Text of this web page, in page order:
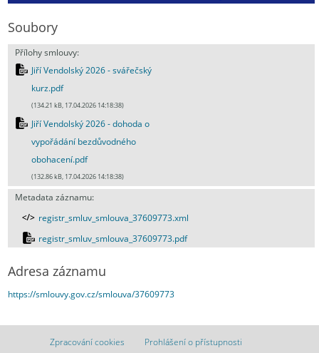
Soubory
Přílohy smlouvy:
Jiří Vendolský 2026 - svářečský
kurz.pdf
(134.21 kB, 17.04.2026 14:18:38)
Jiří Vendolský 2026 - dohoda o
vypořádání bezdůvodného
obohacení.pdf
(132.86 kB, 17.04.2026 14:18:38)
Metadata záznamu:
registr_smluv_smlouva_37609773.xml
registr_smluv_smlouva_37609773.pdf
Adresa záznamu
https://smlouvy.gov.cz/smlouva/37609773
Zpracování cookies Prohlášení o přístupnosti